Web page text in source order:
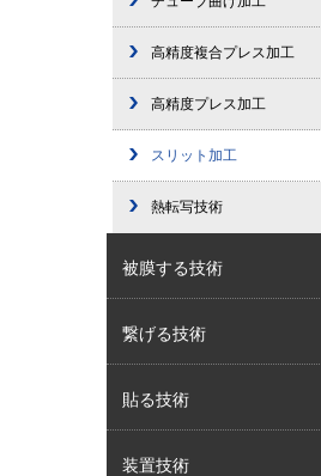
高精度複合プレス加工
高精度プレス加工
スリット加工
熱転写技術
被膜する技術
コーティング技術
スクリーン印刷技術
繋げる技術
接着技術
貼る技術
ラミネート加工
装置技術